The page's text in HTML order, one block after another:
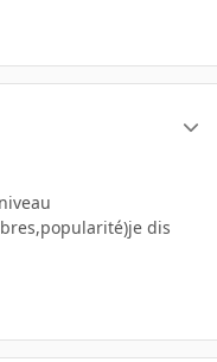
dis